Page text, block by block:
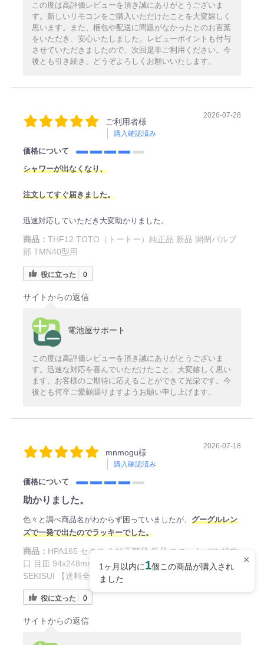
×
1ヶ月以内に1個この商品が購入され
ました
この度は高評価レビューを頂き誠にありがとうございま
す。新しいリモコンをご購入いただけたことを大変嬉しく
思います。また、梱包や配送に問題がなかったとのお言葉
をいただき、安心いたしました。レビューポイントも付与
させていただきましたので、次回是非ご利用ください。今
後とも引き続き、どうぞよろしくお願いいたします。
ご利用者様
購入確認済み
2026-07-28
価格について
シャワーが出なくなり、
注文してすぐ届きました。
迅速対応していただき大変助かりました。
商品： THF12 TOTO（トートー）純正品 新品 開閉バルブ
部 TMN40型用
役に立った 0
サイトからの返信
電池屋サポート
この度は高評価レビューを頂き誠にありがとうございま
す。迅速な対応を喜んでいただけたこと、大変嬉しく思い
ます。お客様のご期待に応えることができて光栄です。今
後とも何卒ご愛顧賜りますようお願い申し上げます。
mnmogu様
購入確認済み
2026-07-18
価格について
助かりました。
色々と調べ商品名がわからず困っていましたが、 グーグルレン
ズで一発で出たのでラッキーでした。
商品： HPA165 セキスイ 純正部品 新品 ユニットバス 排水
口 目皿 94x248mm ブラウニーホワイト(BRW) FPN型 A型
SEKISUI 【送料全国一律275円】
役に立った 0
サイトからの返信